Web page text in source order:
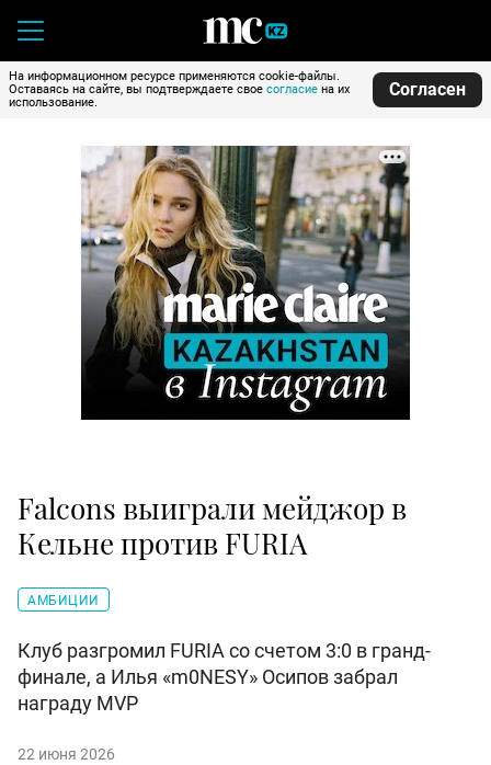
На информационном ресурсе применяются cookie-файлы.
Оставаясь на сайте, вы подтверждаете свое согласие на их
использование.
Согласен
Falcons выиграли мейджор в
Кельне против FURIA
АМБИЦИИ
Клуб разгромил FURIA со счетом 3:0 в гранд-
финале, а Илья «m0NESY» Осипов забрал
награду MVP
22 июня 2026